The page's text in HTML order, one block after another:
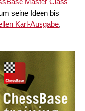
seine Ideen bis
Karl-Ausgabe,